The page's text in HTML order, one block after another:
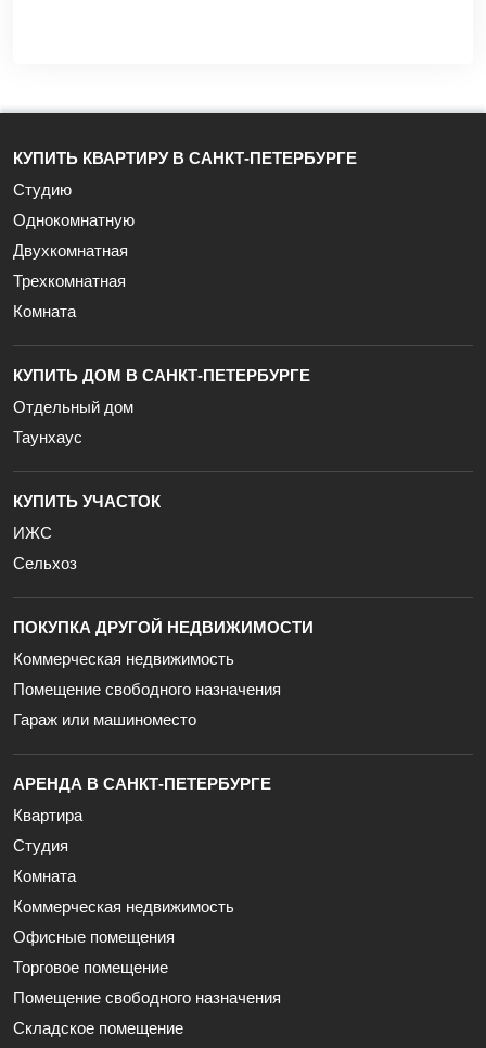
КУПИТЬ КВАРТИРУ В САНКТ-ПЕТЕРБУРГЕ
Студию
Однокомнатную
Двухкомнатная
Трехкомнатная
Комната
КУПИТЬ ДОМ В САНКТ-ПЕТЕРБУРГЕ
Отдельный дом
Таунхаус
КУПИТЬ УЧАСТОК
ИЖС
Сельхоз
ПОКУПКА ДРУГОЙ НЕДВИЖИМОСТИ
Коммерческая недвижимость
Помещение свободного назначения
Гараж или машиноместо
АРЕНДА В САНКТ-ПЕТЕРБУРГЕ
Квартира
Студия
Комната
Коммерческая недвижимость
Офисные помещения
Торговое помещение
Помещение свободного назначения
Складское помещение